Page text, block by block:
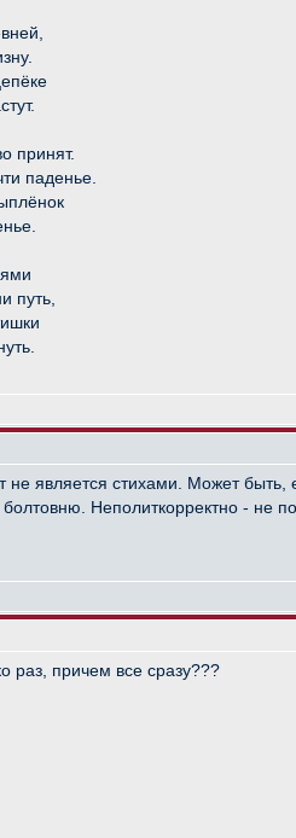
принят.
паденье.
путь,
не является стихами. Может быть,
Неполиткорректно - не
раз, причем все сразу???